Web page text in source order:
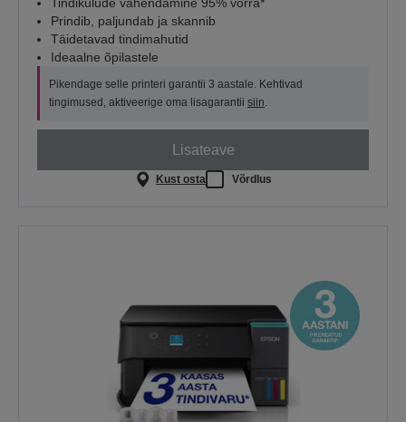
Tindikulude vähendamine 95% võrra*
Prindib, paljundab ja skannib
Täidetavad tindimahutid
Ideaalne õpilastele
Pikendage selle printeri garantii 3 aastale. Kehtivad
tingimused, aktiveerige oma lisagarantii siin.
Lisateave
Kust osta Võrdlus